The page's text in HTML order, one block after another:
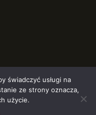
All Right Reserved
2023.
świadczyć usługi na
ze strony oznacza,
użycie.